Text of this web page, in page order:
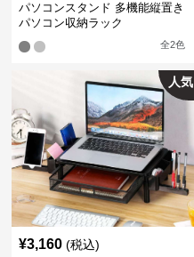
パソコンスタンド 多機能縦置き
パソコン収納ラック
全2色
人気
¥3,160 (税込)